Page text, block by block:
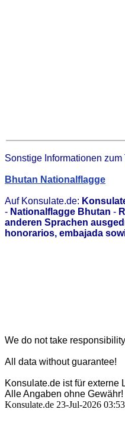
Sonstige Informationen
Bhutan Nationalflagge
Auf Konsulate.de:
- Nationalflagge Bhutan -
anderen Sprachen
honorarios, embajada
We do not take
All data without guarantee!
Konsulate.de ist für externe
Alle Angaben ohne Gewähr!
Konsulate.de 23-Jul-2026